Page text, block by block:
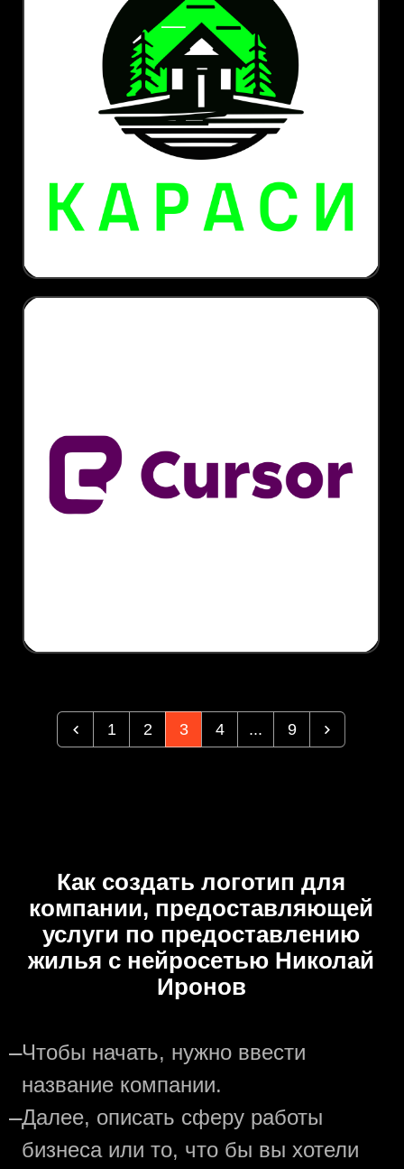
1 2 3 4 ... 9
Как создать логотип для
компании, предоставляющей
услуги по предоставлению
жилья с нейросетью Николай
Иронов
—Чтобы начать, нужно ввести
название компании.
—Далее, описать сферу работы
бизнеса или то, что бы вы хотели